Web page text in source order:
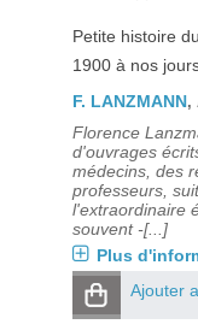
Petite histoire
1900 à nos
F. LANZMANN,
Florence
d'ouvrages
médecins, des
professeurs,
l'extraordinaire
souvent -[...]
Plus
Ajouter